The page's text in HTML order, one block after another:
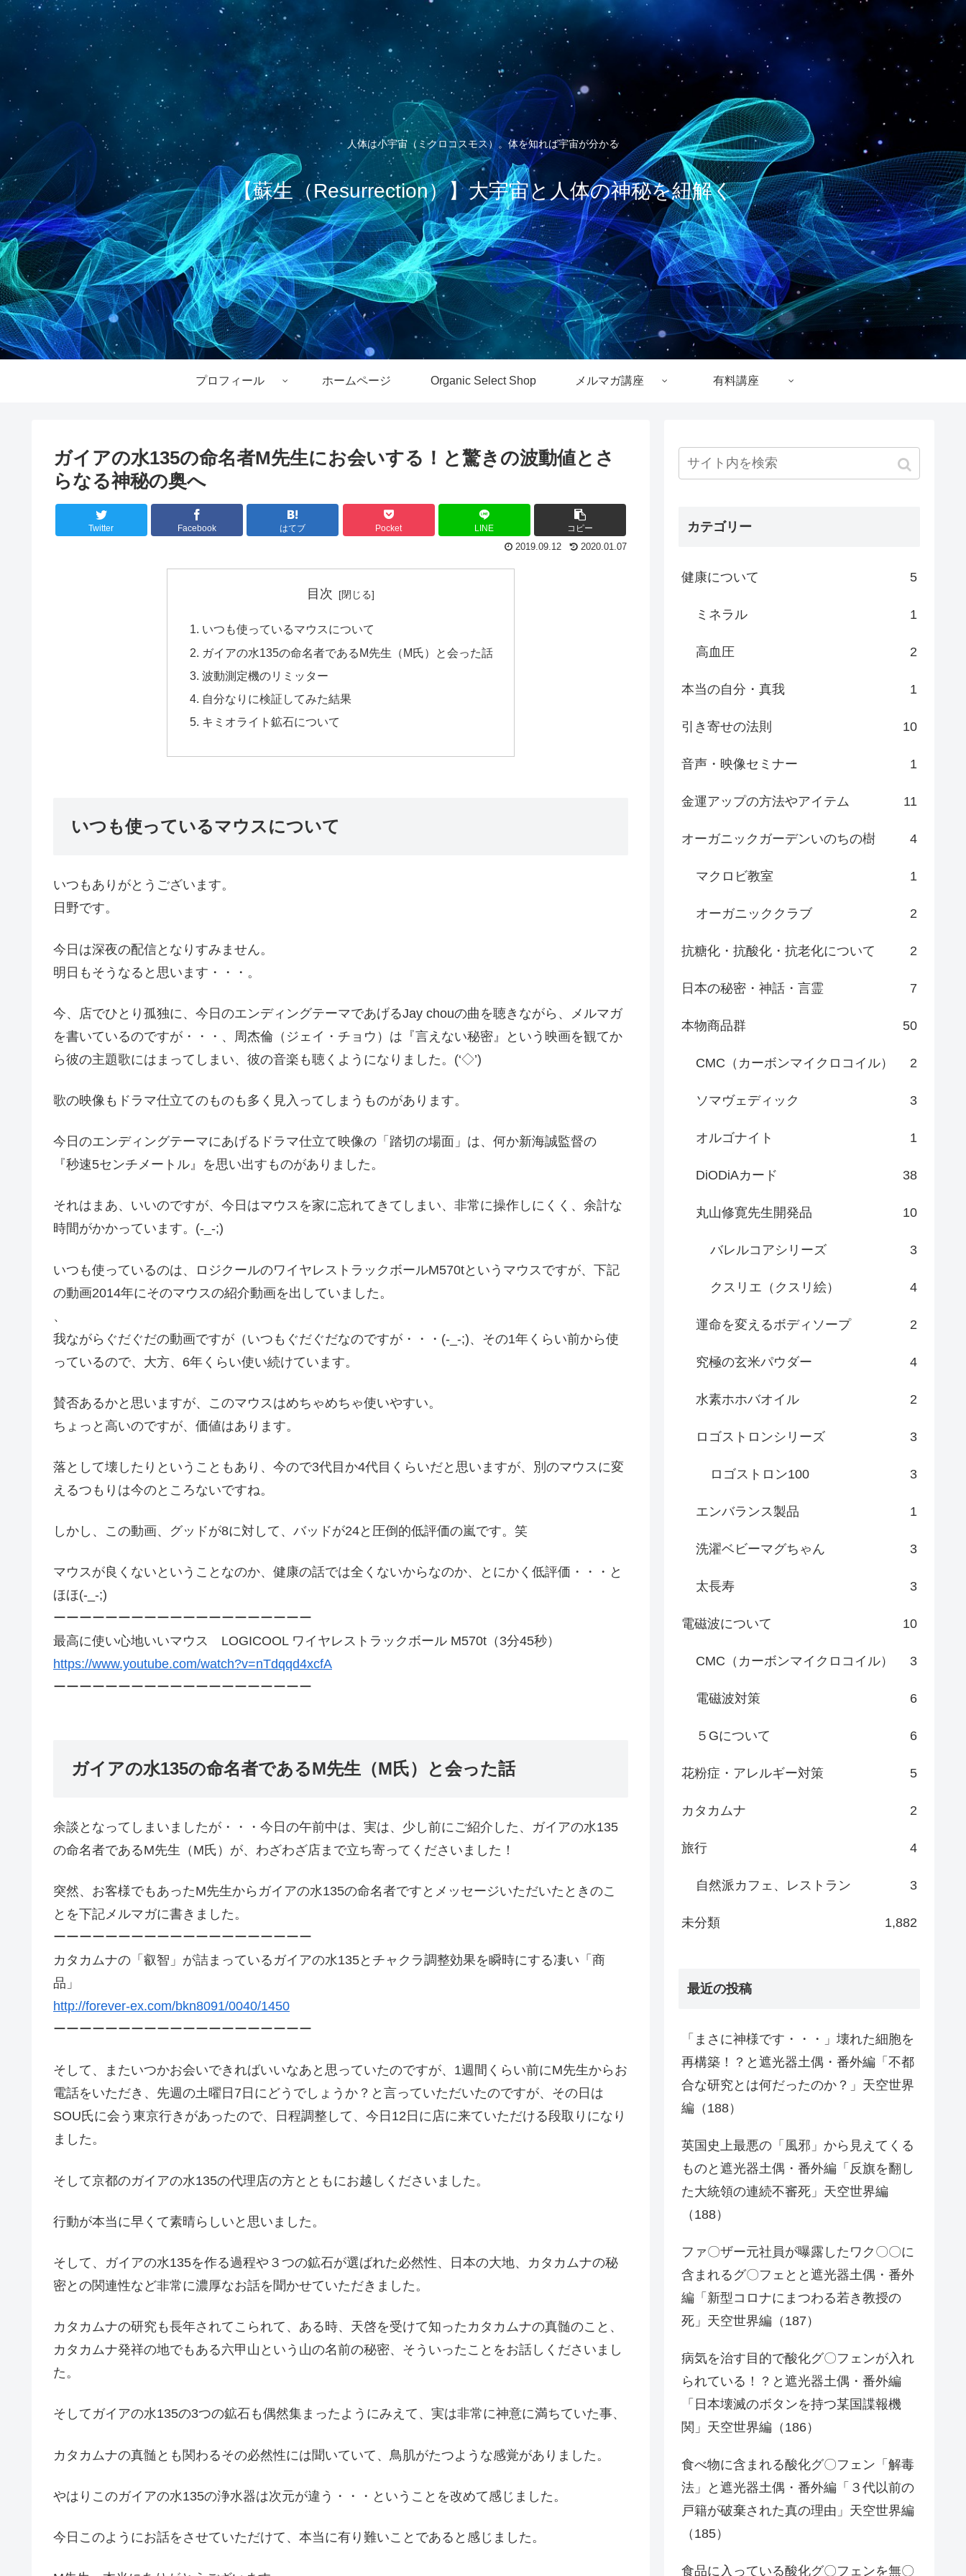
人体は小宇宙（ミクロコスモス）。体を知れば宇宙が分かる
【蘇生（Resurrection）】大宇宙と人体の神秘を紐解く
プロフィール ホームページ Organic Select Shop メルマガ講座 有料講座
ガイアの水135の命名者M先生にお会いする！と驚きの波動値とさ
らなる神秘の奥へ
Twitter Facebook はてブ Pocket LINE
コピー
2020.01.07
2019.09.12
目次
いつも使っているマウスについて
ガイアの水135の命名者であるM先生（M氏）と会った話
波動測定機のリミッター
自分なりに検証してみた結果
キミオライト鉱石について
いつも使っているマウスについて
いつもありがとうございます。
日野です。
今日は深夜の配信となりすみません。
明日もそうなると思います・・・。
今、店でひとり孤独に、今日のエンディングテーマであげるJay chouの曲を聴きながら、メルマガ
を書いているのですが・・・、周杰倫（ジェイ・チョウ）は『言えない秘密』という映画を観てか
ら彼の主題歌にはまってしまい、彼の音楽も聴くようになりました。(‘◇’)ゞ
歌の映像もドラマ仕立てのものも多く見入ってしまうものがあります。
今日のエンディングテーマにあげるドラマ仕立て映像の「踏切の場面」は、何か新海誠監督の
『秒速5センチメートル』を思い出すものがありました。
それはまあ、いいのですが、今日はマウスを家に忘れてきてしまい、非常に操作しにくく、余計な
時間がかかっています。(-_-;)
いつも使っているのは、ロジクールのワイヤレストラックボールM570tというマウスですが、下記
の動画2014年にそのマウスの紹介動画を出していました。
、
我ながらぐだぐだの動画ですが（いつもぐだぐだなのですが・・・(-_-;)、その1年くらい前から使
っているので、大方、6年くらい使い続けています。
賛否あるかと思いますが、このマウスはめちゃめちゃ使いやすい。
ちょっと高いのですが、価値はあります。
落として壊したりということもあり、今ので3代目か4代目くらいだと思いますが、別のマウスに変
えるつもりは今のところないですね。
しかし、この動画、グッドが8に対して、バッドが24と圧倒的低評価の嵐です。笑
マウスが良くないということなのか、健康の話では全くないからなのか、とにかく低評価・・・と
ほほ(-_-;)
ーーーーーーーーーーーーーーーーーーーー
最高に使い心地いいマウス LOGICOOL ワイヤレストラックボール M570t（3分45秒）
https://www.youtube.com/watch?v=nTdqqd4xcfA
ーーーーーーーーーーーーーーーーーーーー
ガイアの水135の命名者であるM先生（M氏）と会った話
余談となってしまいましたが・・・今日の午前中は、実は、少し前にご紹介した、ガイアの水135
の命名者であるM先生（M氏）が、わざわざ店まで立ち寄ってくださいました！
突然、お客様でもあったM先生からガイアの水135の命名者ですとメッセージいただいたときのこ
とを下記メルマガに書きました。
ーーーーーーーーーーーーーーーーーーーー
カタカムナの「叡智」が詰まっているガイアの水135とチャクラ調整効果を瞬時にする凄い「商
品」
http://forever-ex.com/bkn8091/0040/1450
ーーーーーーーーーーーーーーーーーーーー
そして、またいつかお会いできればいいなあと思っていたのですが、1週間くらい前にM先生からお
電話をいただき、先週の土曜日7日にどうでしょうか？と言っていただいたのですが、その日は
SOU氏に会う東京行きがあったので、日程調整して、今日12日に店に来ていただける段取りになり
ました。
そして京都のガイアの水135の代理店の方とともにお越しくださいました。
行動が本当に早くて素晴らしいと思いました。
そして、ガイアの水135を作る過程や３つの鉱石が選ばれた必然性、日本の大地、カタカムナの秘
密との関連性など非常に濃厚なお話を聞かせていただきました。
カタカムナの研究も長年されてこられて、ある時、天啓を受けて知ったカタカムナの真髄のこと、
カタカムナ発祥の地でもある六甲山という山の名前の秘密、そういったことをお話しくださいまし
た。
そしてガイアの水135の3つの鉱石も偶然集まったようにみえて、実は非常に神意に満ちていた事、
カタカムナの真髄とも関わるその必然性には聞いていて、鳥肌がたつような感覚がありました。
やはりこのガイアの水135の浄水器は次元が違う・・・ということを改めて感じました。
今日このようにお話をさせていただけて、本当に有り難いことであると感じました。
カテゴリー
健康について 5
ミネラル 1
高血圧 2
本当の自分・真我 1
引き寄せの法則 10
音声・映像セミナー 1
金運アップの方法やアイテム 11
オーガニックガーデンいのちの樹 4
マクロビ教室 1
オーガニッククラブ 2
抗糖化・抗酸化・抗老化について 2
日本の秘密・神話・言霊 7
本物商品群 50
CMC（カーボンマイクロコイル） 2
ソマヴェディック 3
オルゴナイト 1
DiODiAカード 38
丸山修寛先生開発品 10
バレルコアシリーズ 3
クスリエ（クスリ絵） 4
運命を変えるボディソープ 2
究極の玄米パウダー 4
水素ホホバオイル 2
ロゴストロンシリーズ 3
ロゴストロン100 3
エンバランス製品 1
洗濯ベビーマグちゃん 3
太長寿 3
電磁波について 10
CMC（カーボンマイクロコイル） 3
電磁波対策 6
５Gについて 6
花粉症・アレルギー対策 5
カタカムナ 2
旅行 4
自然派カフェ、レストラン 3
未分類 1,882
最近の投稿
「まさに神様です・・・」壊れた細胞を
再構築！？と遮光器土偶・番外編「不都
合な研究とは何だったのか？」天空世界
編（188）
英国史上最悪の「風邪」から見えてくる
ものと遮光器土偶・番外編「反旗を翻し
た大統領の連続不審死」天空世界編
（188）
ファ〇ザー元社員が曝露したワク〇〇に
含まれるグ〇フェとと遮光器土偶・番外
編「新型コロナにまつわる若き教授の
死」天空世界編（187）
病気を治す目的で酸化グ〇フェンが入れ
られている！？と遮光器土偶・番外編
「日本壊滅のボタンを持つ某国諜報機
関」天空世界編（186）
食べ物に含まれる酸化グ〇フェン「解毒
法」と遮光器土偶・番外編「３代以前の
戸籍が破棄された真の理由」天空世界編
（185）
食品に入っている酸化グ〇フェンを無〇